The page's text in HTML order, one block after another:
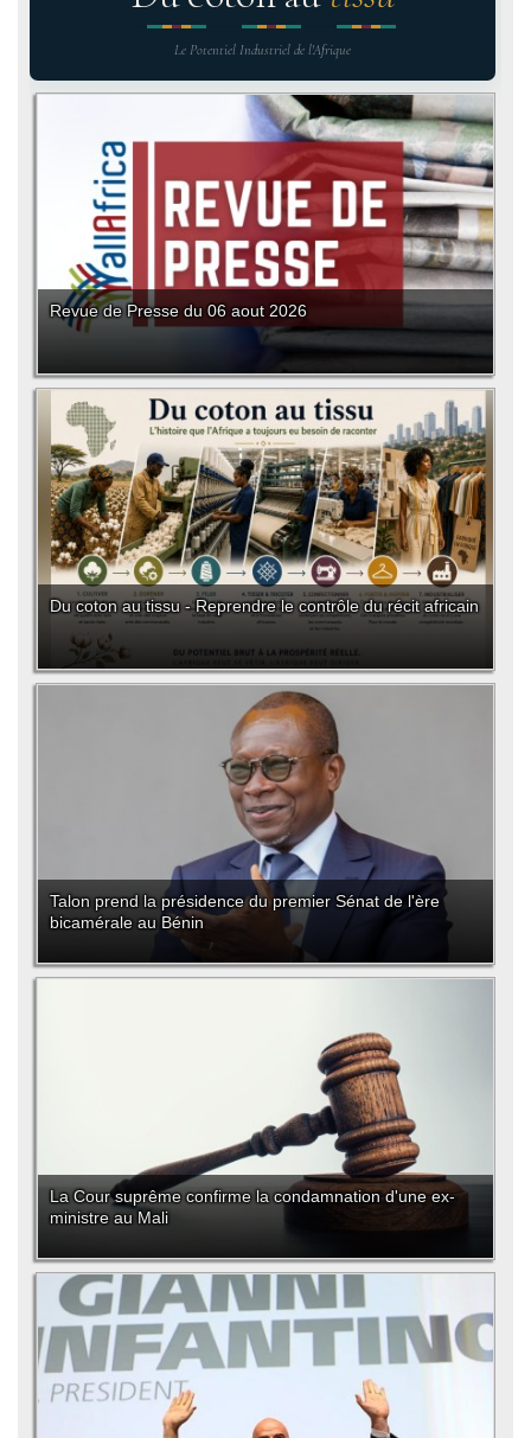
Le Potentiel Industriel de l'Afrique
Revue de Presse du 06 aout 2026
Du coton au tissu - Reprendre le contrôle du récit africain
Talon prend la présidence du premier Sénat de l'ère
bicamérale au Bénin
La Cour suprême confirme la condamnation d'une ex-
ministre au Mali